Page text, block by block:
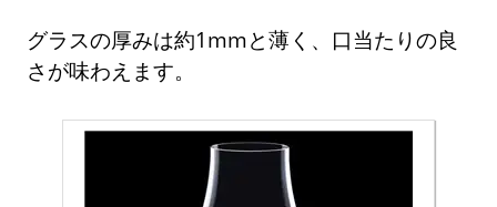
グラスの厚みは約1mmと薄く、口当たりの良
さが味わえます。